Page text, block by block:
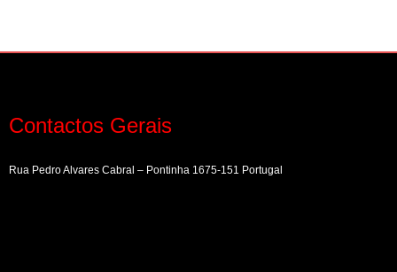
artigos
Contactos Gerais
Rua Pedro Alvares Cabral – Pontinha 1675-151 Portugal